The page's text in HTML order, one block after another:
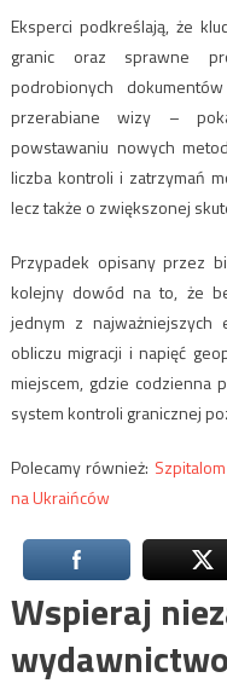
Eksperci podkreślają, że
granic oraz sprawne
podrobionych
przerabiane wizy –
powstawaniu nowych
liczba kontroli i zatrzymań
lecz także o zwiększonej
Przypadek opisany przez
kolejny dowód na to, że
jednym z najważniejszych
obliczu migracji i napięć
miejscem, gdzie codzienna
system kontroli granicznej
Polecamy również:
na Ukraińców
Wspieraj